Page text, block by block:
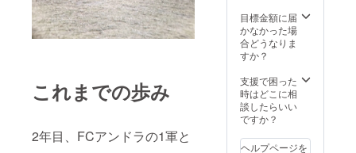
これまでの歩み
2年目、FCアンドラの1軍と
合があ
りま
す。（9
学校が
始まり
ま
す。）
朝早い
時間（5
は、後
日個別
にメッ
伺いさ
せてい
ただき
ます。
時には
ます。
・掲載
期間：
イズア
ウトす
るま
で） ・
法：ロ
したい
名前、
また
ご記載
くださ
い。 ・
ロゴ
の送受
・
ご購入
考欄に
掲載し
たい名
前、ま
会社名
りがで
きます
と嬉し
（メー
ルだと
未確認
や行き
多いの
目標金額に届
かなかった場
合どうなりま
すか？
支援で困った
時はどこに相
談したらいい
ですか？
ヘルプページを